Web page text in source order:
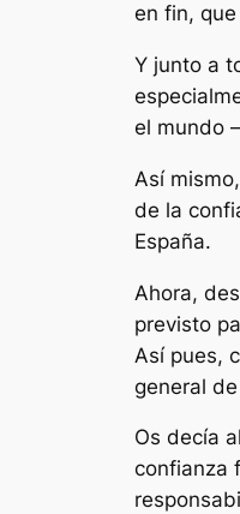
en fin,
Y junto a
el mundo
Así
de la
España.
Ahora,
previsto
Así pues,
general
Os decía
confianza